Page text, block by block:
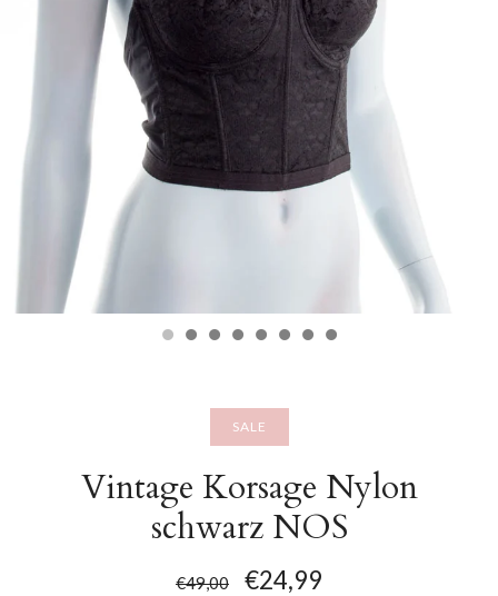
SALE
Vintage Korsage Nylon
schwarz NOS
€49,00 €24,99